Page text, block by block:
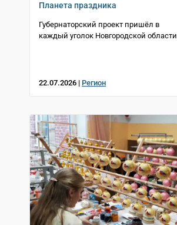
Планета праздника
Губернаторский проект пришёл в
каждый уголок Новгородской области
22.07.2026 | Регион